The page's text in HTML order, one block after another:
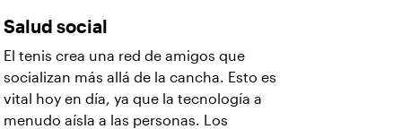
Salud social
El tenis crea una red de amigos que
socializan más allá de la cancha. Esto es
vital hoy en día, ya que la tecnología a
menudo aísla a las personas. Los